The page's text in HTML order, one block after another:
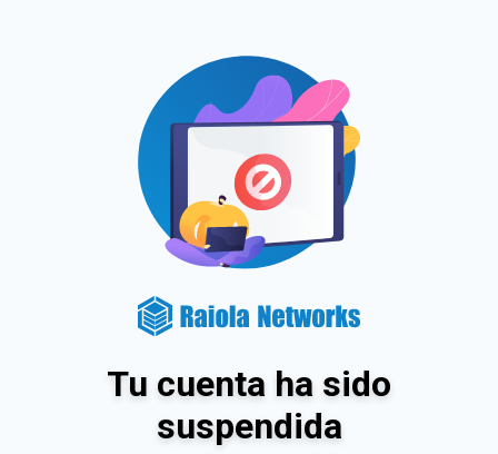
Tu cuenta ha sido
suspendida